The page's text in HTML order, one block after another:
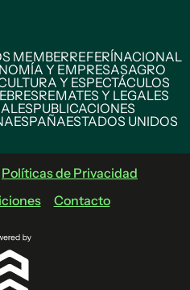
MEMBERREFERÍNACIONAL
Y EMPRESASAGRO
Y ESPECTÁCULOS
REMATES Y LEGALES
PUBLICACIONES
ESPAÑAESTADOS UNIDOS
Políticas de Privacidad
Contacto